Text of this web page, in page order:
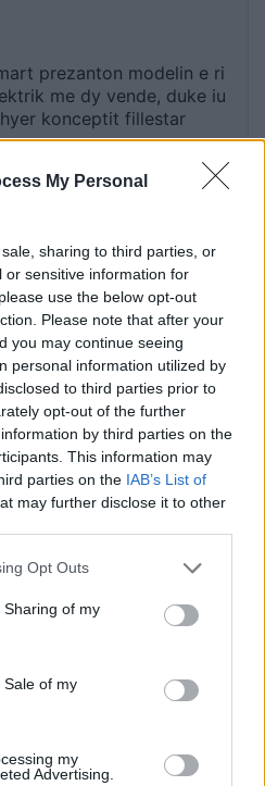
My Personal
sharing to third parties, or
or sensitive information for
use the below opt-out
Please note that after your
you may continue seeing
personal information utilized by
to third parties prior to
opt-out of the further
by third parties on the
This information may
parties on the IAB’s List of
may further disclose it to other
Opt Outs
of my
of my
my
Advertising.
prezanton modelin e ri
me dy vende, duke iu
konceptit fillestar
Italy| Esim for Spain|Esim